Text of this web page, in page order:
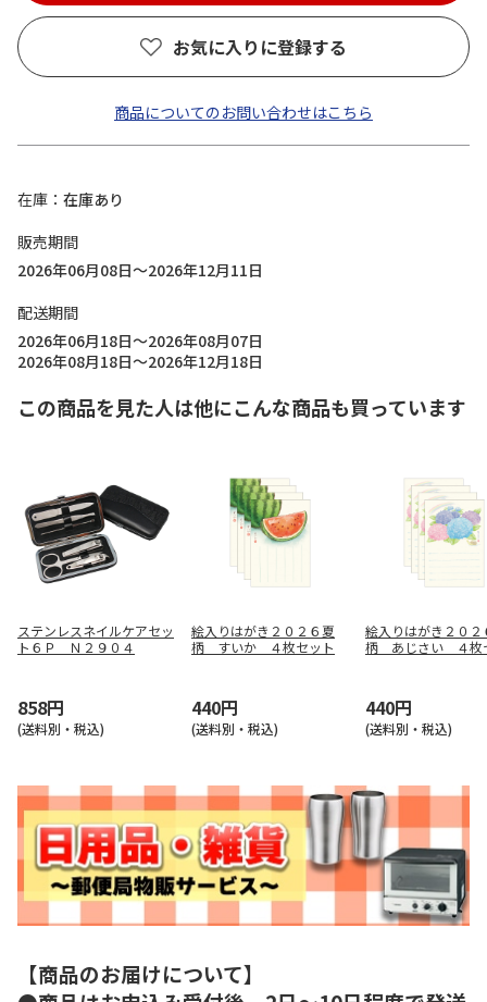
お気に入りに登録する
商品についてのお問い合わせはこちら
在庫
在庫あり
販売期間
2026年06月08日～2026年12月11日
配送期間
2026年06月18日～2026年08月07日
2026年08月18日～2026年12月18日
この商品を見た人は他にこんな商品も買っています
ステンレスネイルケアセッ
ト６Ｐ Ｎ２９０４
858円
(送料別・税込)
絵入りはがき２０２６夏
柄 すいか ４枚セット
440円
(送料別・税込)
絵入りはがき２０２
柄 あじさい ４枚
440円
(送料別・税込)
【商品のお届けについて】